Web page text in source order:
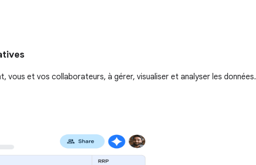
vous et vos collaborateurs, à gérer, visualiser et analyser les données.